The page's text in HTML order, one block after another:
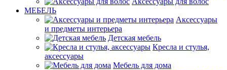
МЕБЕЛЬ
Аксессуары
и предметы интерьера
Детская мебель
Кресла и стулья,
аксессуары
Мебель для дома